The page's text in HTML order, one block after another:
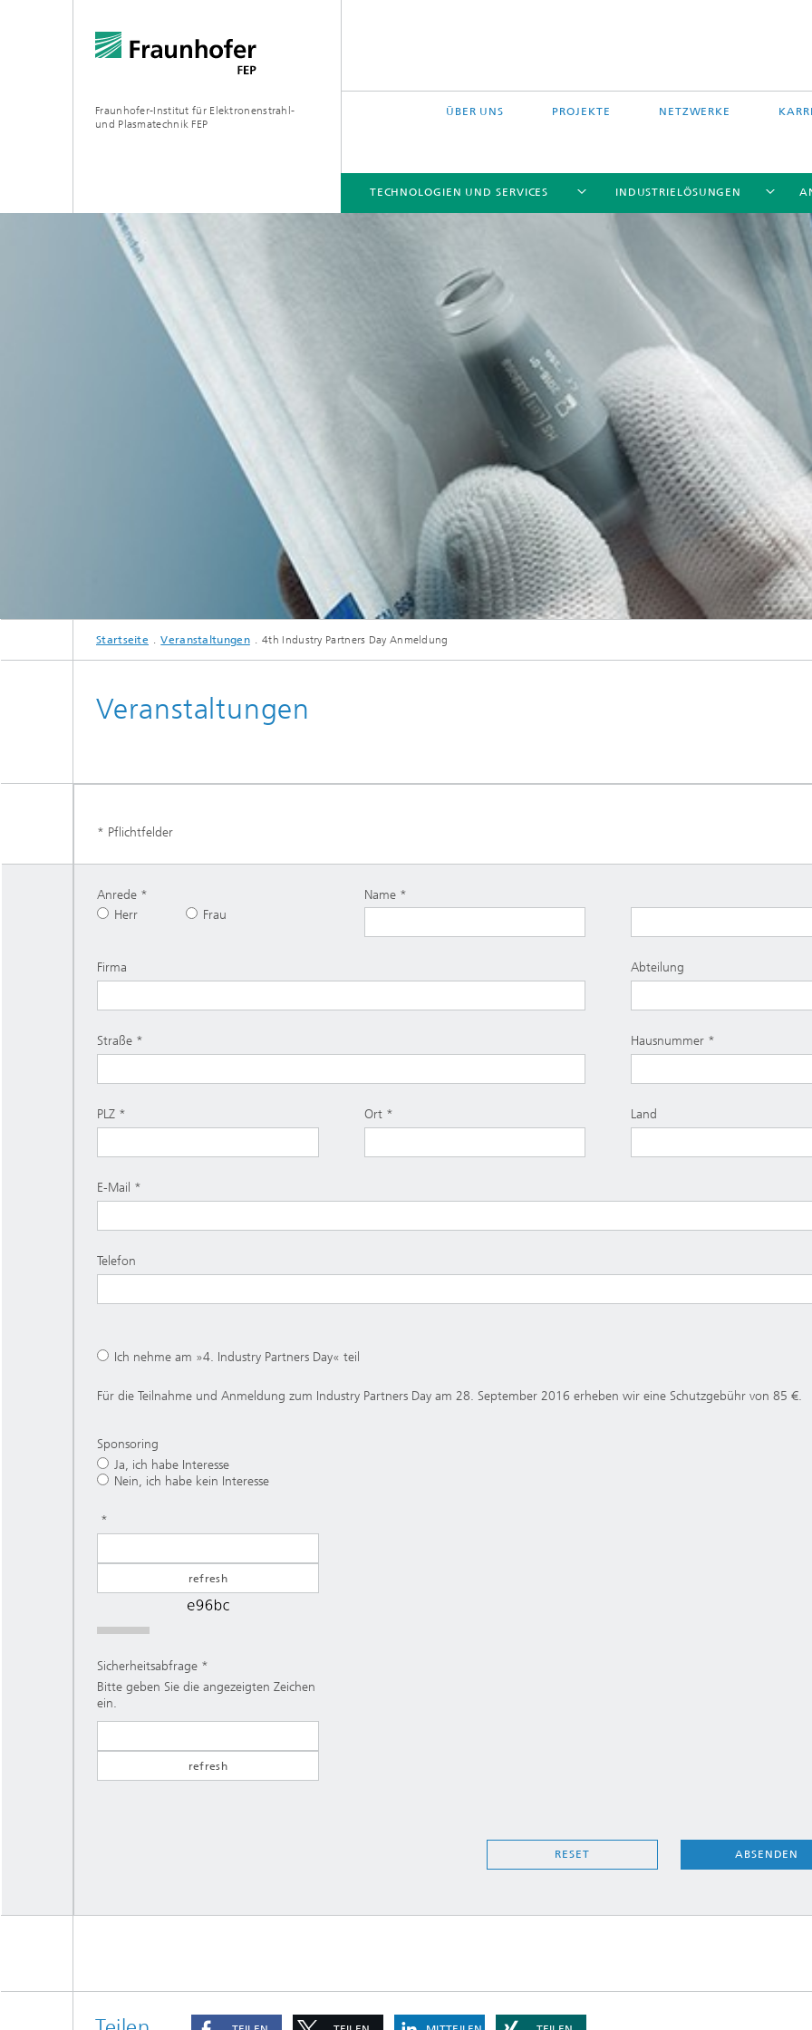
Fraunhofer-Institut für Elektronenstrahl-
und Plasmatechnik FEP
ÜBER UNS PROJEKTE NETZWERKE
TECHNOLOGIEN UND SERVICES
TECHNOLOGIEN UND SERVICES
INDUSTRIELÖSUNGEN
INDUSTRIELÖSUNGEN
ANLAGENTECHNIK
MEDIATHEK
Startseite Veranstaltungen 4th Industry Partners Day Anmeldung
Veranstaltungen
* Pflichtfelder
Anrede
Herr
Frau
Name
Firma Abteilung
Straße Hausnummer
PLZ Ort Land
E-Mail
Telefon
Ich nehme am »4. Industry Partners Day« teil
Für die Teilnahme und Anmeldung zum Industry Partners Day am 28. September 2016 erheben wir eine Schutzgebühr von 85 €.
Sponsoring
Ja, ich habe Interesse
Nein, ich habe kein Interesse
Sicherheitsabfrage
Bitte geben Sie die angezeigten Zeichen
ein.
ABSENDEN
RESET